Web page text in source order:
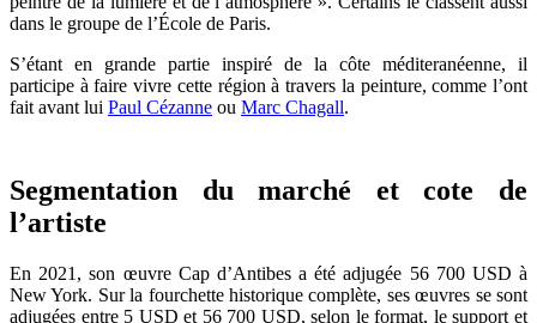
dans le groupe de l’École de Paris.
S’étant en grande partie inspiré de la côte méditeranéenne, il
participe à faire vivre cette région à travers la peinture, comme l’ont
fait avant lui Paul Cézanne ou Marc Chagall.
Segmentation du marché et cote de
l’artiste
En 2021, son œuvre Cap d’Antibes a été adjugée 56 700 USD à
New York. Sur la fourchette historique complète, ses œuvres se sont
adjugées entre 5 USD et 56 700 USD, selon le format, le support et